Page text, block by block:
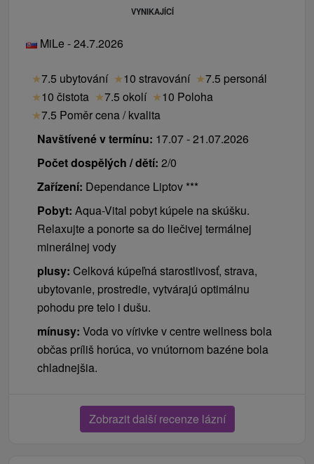
VYNIKAJÍCÍ
MiLe - 24.7.2026
★7.5 ubytování ★10 stravování ★7.5 personál
★10 čistota ★7.5 okolí ★10 Poloha
★7.5 Poměr cena / kvalita
Navštívené v termínu: 17.07 - 21.07.2026
Počet dospělých / dětí: 2/0
Zařízení: Dependance Liptov ***
Pobyt: Aqua-Vital pobyt kúpele na skúšku.
Relaxujte a ponorte sa do liečivej termálnej
minerálnej vody
plusy: Celková kúpeľná starostlivosť, strava,
ubytovanie, prostredie, vytvárajú optimálnu
pohodu pre telo i dušu.
mínusy: Voda vo vírivke v centre wellness bola
občas príliš horúca, vo vnútornom bazéne bola
chladnejšia.
Zobrazit další recenze lázní